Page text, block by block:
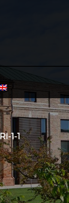
1-1